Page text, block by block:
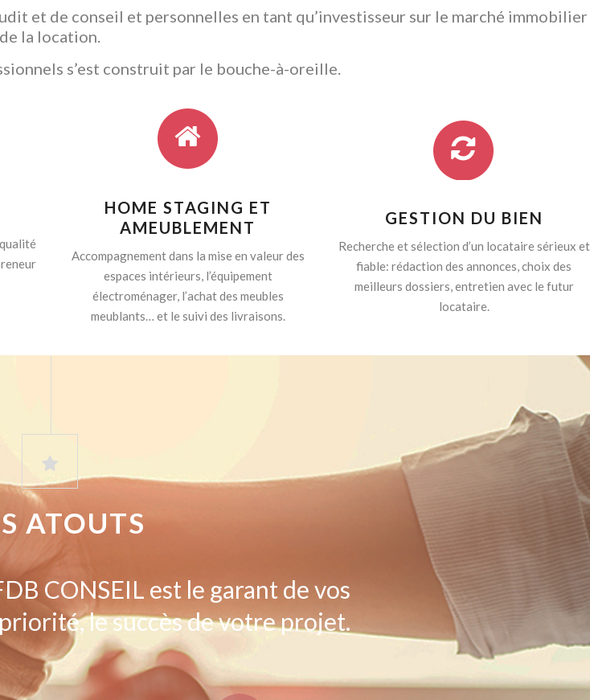
et de conseil et personnelles en tant qu’investisseur sur le marché immobilier
de la location.
s’est construit par le bouche-à-oreille.
HOME STAGING ET
AMEUBLEMENT
Accompagnement dans la mise en valeur des
espaces intérieurs, l’équipement
électroménager, l’achat des meubles
meublants… et le suivi des livraisons.
GESTION DU BIEN
Recherche et sélection d’un locataire sérieux et
fiable: rédaction des annonces, choix des
meilleurs dossiers, entretien avec le futur
locataire.
ATOUTS
CONSEIL est le garant de vos
le succès de votre projet.